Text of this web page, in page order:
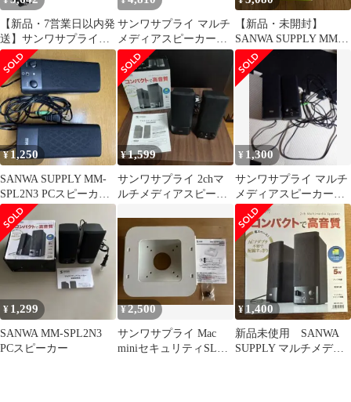
【新品・7営業日以内発
送】サンワサプライ
MM-SPL2N3 マルチメ
ディアスピーカー
MMSPL2N3【沖縄離島
販売不可】
サンワサプライ マルチ
メディアスピーカー
MM-SPL2N3 1セット
【新品・未開封】
SANWA SUPPLY MM-
MCU03BK
¥1,250
SANWA SUPPLY MM-
SPL2N3 PCスピーカー
本体
¥1,599
サンワサプライ 2chマ
ルチメディアスピーカ
説明書付
¥ 1,300
サンワサプライ マルチ
メディアスピーカー
MM-SPL2N3 黒 美
品！
¥ 1,299
SANWA MM-SPL2N3
PCスピーカー
¥2,500
サンワサプライ Mac
miniセキュリティSLE-
¥ 1,400
新品未使用 SANWA
SUPPLY マルチメディ